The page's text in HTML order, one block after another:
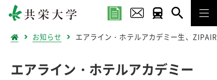
お知らせ エアライン・ホテルアカデミー生、
エアライン・ホテルアカデミー